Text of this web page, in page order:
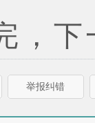
举报纠错